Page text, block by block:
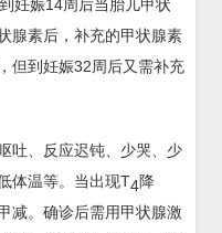
妊娠14周后当胎儿甲状
腺素后，补充的甲状腺素
但到妊娠32周后又需补充
吐、反应迟钝、少哭、少
体温等。当出现T4降
减。确诊后需用甲状腺激